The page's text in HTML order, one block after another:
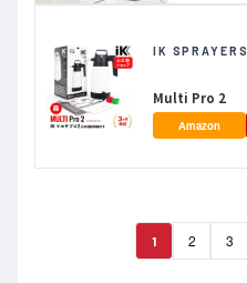
IK SPRAYERS
Multi Pro 2
Amazon
1 2 3